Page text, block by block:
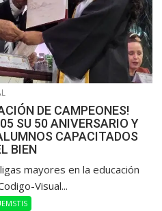
DE CAMPEONES!
SU 50 ANIVERSARIO Y
CAPACITADOS
BIEN
mayores en la educación
Visual...